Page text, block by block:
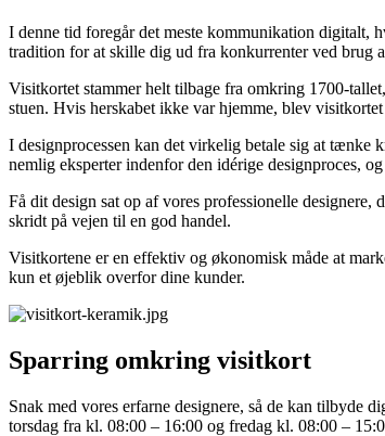
I denne tid foregår det meste kommunikation digitalt,
tradition for at skille dig ud fra konkurrenter ved brug
Visitkortet stammer helt tilbage fra omkring 1700-
stuen. Hvis herskabet ikke var hjemme, blev
I designprocessen kan det virkelig betale sig at tænke
nemlig eksperter indenfor den idérige designproces,
Få dit design sat op af vores professionelle
skridt på vejen til en god handel.
Visitkortene er en effektiv og økonomisk måde at
kun et øjeblik overfor dine kunder.
Sparring omkring visitkort
Snak med vores erfarne designere, så de kan tilbyde
torsdag fra kl. 08:00 – 16:00 og fredag kl. 08:00 –